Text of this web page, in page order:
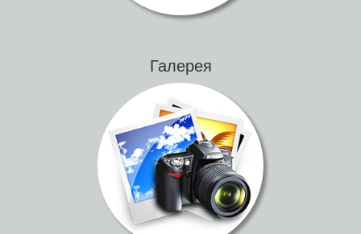
Галерея